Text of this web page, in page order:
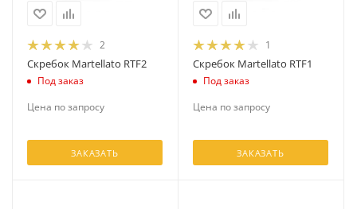
2
Скребок Martellato RTF2
Под заказ
Цена по запросу
ЗАКАЗАТЬ
1
Скребок Martellato RTF1
Под заказ
Цена по запросу
ЗАКАЗАТЬ